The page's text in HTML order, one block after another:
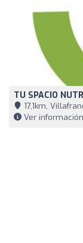
TU SPACIO
17,1km,
Ver